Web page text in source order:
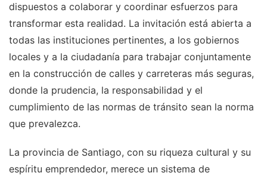
dispuestos a colaborar y coordinar esfuerzos para
transformar esta realidad. La invitación está abierta a
todas las instituciones pertinentes, a los gobiernos
locales y a la ciudadanía para trabajar conjuntamente
en la construcción de calles y carreteras más seguras,
donde la prudencia, la responsabilidad y el
cumplimiento de las normas de tránsito sean la norma
que prevalezca.
La provincia de Santiago, con su riqueza cultural y su
espíritu emprendedor, merece un sistema de